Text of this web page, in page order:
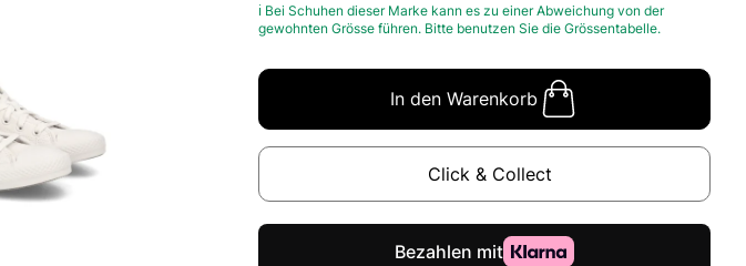
ℹ Bei Schuhen dieser Marke kann es zu einer Abweichung von der
gewohnten Grösse führen. Bitte benutzen Sie die Grössentabelle.
In den Warenkorb
Click & Collect